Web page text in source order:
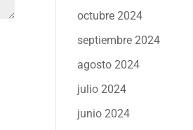
octubre 2024
septiembre 2024
agosto 2024
julio 2024
junio 2024